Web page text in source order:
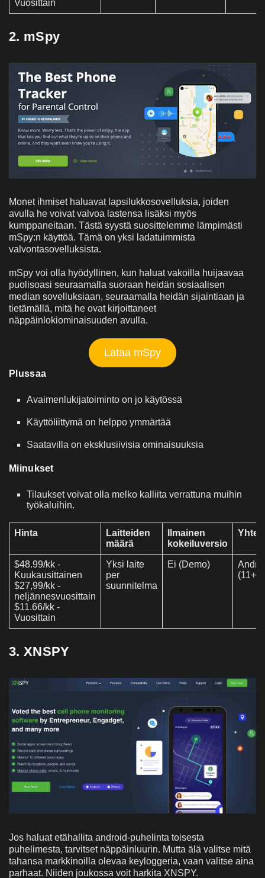
Vuosittain
2. mSpy
Monet ihmiset haluavat lapsilukkosovelluksia, joiden
avulla he voivat valvoa lastensa lisäksi myös
kumppaneitaan. Tästä syystä suosittelemme lämpimästi
mSpy:n käyttöä. Tämä on yksi ladatuimmista
valvontasovelluksista.
mSpy voi olla hyödyllinen, kun haluat vakoilla huijaavaa
puolisoasi seuraamalla suoraan heidän sosiaalisen
median sovelluksiaan, seuraamalla heidän sijaintiaan ja
tietämällä, mitä he ovat kirjoittaneet
näppäinlokiominaisuuden avulla.
Lataa mSpy
Plussaa
Avaimenlukijatoiminto on jo käytössä
Käyttöliittymä on helppo ymmärtää
Saatavilla on eksklusiivisia ominaisuuksia
Miinukset
Tilaukset voivat olla melko kalliita verrattuna muihin
työkaluihin.
Hinta
Laitteiden
määrä
Ilmainen
kokeiluversio
$48.99/kk -
Kuukausittainen
$27,99/kk -
neljännesvuosittain
$11.66/kk -
Vuosittain
Yksi laite
per
suunnitelma
Ei (Demo)
(11+),
3. XNSPY
Jos haluat etähallita android-puhelinta toisesta
puhelimesta, tarvitset näppäinluurin. Mutta älä valitse mitä
tahansa markkinoilla olevaa keyloggeria, vaan valitse aina
parhaat. Niiden joukossa voit harkita XNSPY.